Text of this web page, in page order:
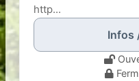
http...
Infos